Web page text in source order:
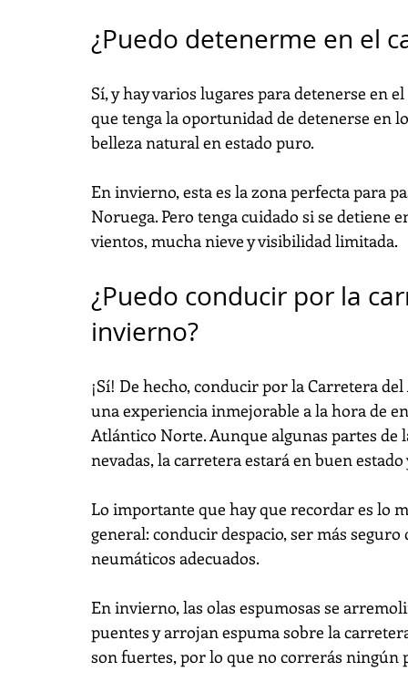
¿Puedo detenerme en el
Sí, y hay varios lugares para detenerse en
que tenga la oportunidad de detenerse en
belleza natural en estado puro.
En invierno, esta es la zona perfecta para
Noruega. Pero tenga cuidado si se
vientos, mucha nieve y visibilidad limitada.
¿Puedo conducir por la
invierno?
¡Sí! De hecho, conducir por la Carretera
una experiencia inmejorable a la hora de
Atlántico Norte. Aunque algunas partes de
nevadas, la carretera estará en buen
Lo importante que hay que recordar es lo
general: conducir despacio, ser más
neumáticos adecuados.
En invierno, las olas espumosas se
puentes y arrojan espuma sobre la
son fuertes, por lo que no correrás ningún